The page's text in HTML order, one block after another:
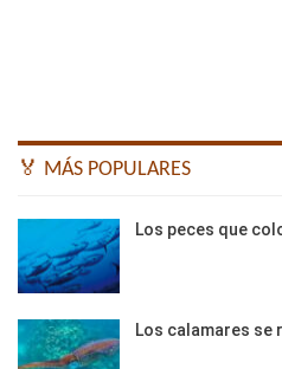
🏅 MÁS POPULARES
Los peces que
Los calamares se